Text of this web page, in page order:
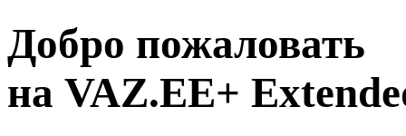
Добро пожаловать
на VAZ.EE+